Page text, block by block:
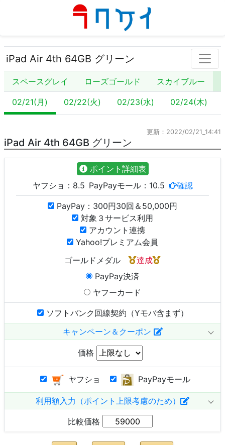
iPad Air 4th 64GB グリーン
スペースグレイ ローズゴールド スカイブルー
02/21(月) 02/22(火) 02/23(水) 02/24(木)
更新：2022/02/21_14:41
iPad Air 4th 64GB グリーン
ポイント詳細表
ヤフショ： 8.5 PayPayモール： 10.5 確認
PayPay：300円30回＆50,000円
対象３サービス利用
アカウント連携
Yahoo!プレミアム会員
ゴールドメダル
達成
PayPay決済
ヤフーカード
ソフトバンク回線契約（Yモバ含まず）
キャンペーン＆クーポン
価格
ヤフショ PayPayモール
利用額入力（ポイント上限考慮のため）
比較価格